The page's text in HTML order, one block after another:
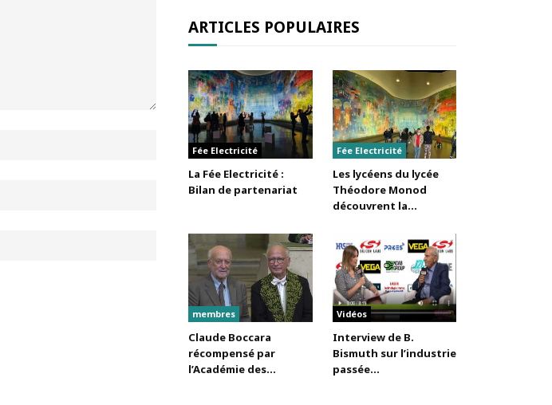
ARTICLES POPULAIRES
Fée Electricité
La Fée Electricité :
Bilan de partenariat
Fée Electricité
Les lycéens du lycée
Théodore Monod
découvrent la...
membres
Claude Boccara
récompensé par
l’Académie des...
Vidéos
Interview de B.
Bismuth sur l’industrie
passée...